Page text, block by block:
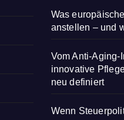
Was
anstellen – und
Vom Anti-
innovative
neu definiert
Wenn